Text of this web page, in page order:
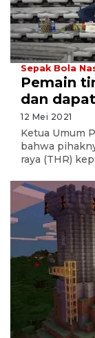
Sepak Bola
Pemain
dan
12 Mei 2021
Ketua Umum
bahwa
raya (THR)